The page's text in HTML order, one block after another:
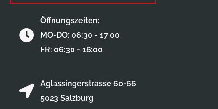
Aglassingerstrasse 60-66
5023 Salzburg
Öffnungszeiten:
MO-DO: 06:30 - 17:00
FR: 06:30 - 16:00